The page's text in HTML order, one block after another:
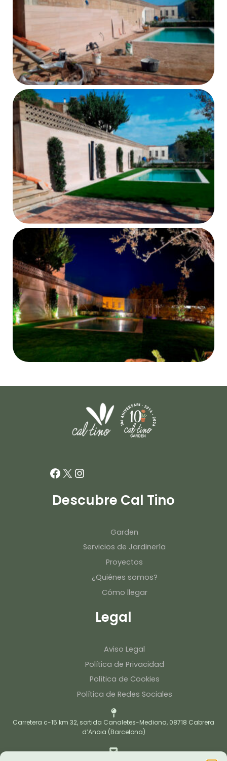
Facebook
X Instagram
Descubre Cal Tino
Garden
Servicios de Jardinería
Proyectos
¿Quiénes somos?
Cómo llegar
Legal
Aviso Legal
Política de Privacidad
Política de Cookies
Política de Redes Sociales
Carretera c-15 km 32, sortida Canaletes-Mediona, 08718 Cabrera
d’Anoia (Barcelona)